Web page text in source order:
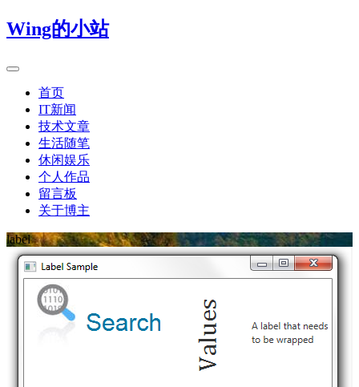
Wing的小站
首页
IT新闻
技术文章
生活随笔
休闲娱乐
个人作品
留言板
关于博主
label